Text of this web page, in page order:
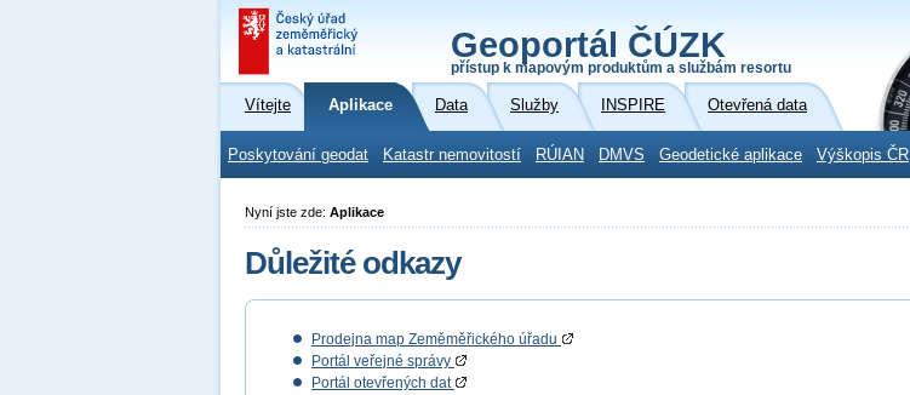
Geoportál ČÚZK
přístup k mapovým produktům a službám resortu
Vítejte Aplikace Data Služby INSPIRE Otevřená data
Poskytování geodat Katastr nemovitostí RÚIAN DMVS Geodetické aplikace Výškopis ČR
Nyní jste zde: Aplikace
Důležité odkazy
Prodejna map Zeměměřického úřadu
Portál veřejné správy
Portál otevřených dat